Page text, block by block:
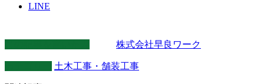
LINE
株式会社早良ワーク
土木工事・舗装工事